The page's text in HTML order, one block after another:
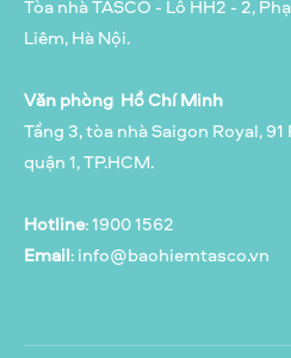
Tòa nhà TASCO - Lô HH2 - 2,
Liêm, Hà Nội.
Văn phòng Hồ Chí Minh
Tầng 3, tòa nhà Saigon Royal,
quận 1, TP.HCM.
Hotline: 1900 1562
Email:info@baohiemtasco.vn